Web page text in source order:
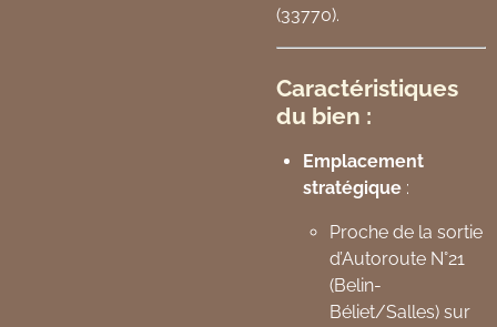
(33770).
Caractéristiques
du bien :
Emplacement
stratégique :
Proche de la sortie
d’Autoroute N°21
(Belin-
Béliet/Salles) sur